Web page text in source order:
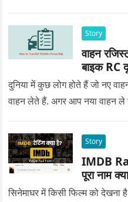
Story
वाहन
बाइक RC
दुनिया में कुछ लोग होते हैं जो नए
वाहन लेते हैं. अगर आप नया वाहन
Story
IMDB
पूरा नाम
सिनेमाघर में किसी फिल्म को